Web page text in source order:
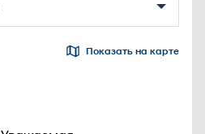
Показать на карте